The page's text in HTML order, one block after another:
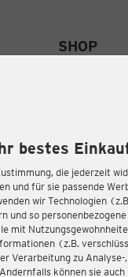
bestes
die jederzeit
und für sie passende
wir Technologien
und so
mit
(z.B.
Verarbeitung zu Analyse-
können sie
SHOP